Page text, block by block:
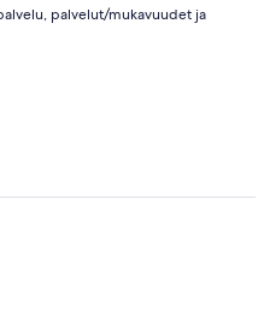
palvelut/mukavuudet ja